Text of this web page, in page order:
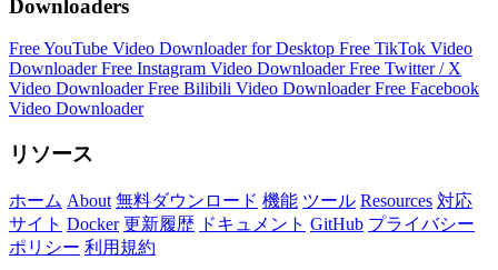
Downloaders
Free YouTube Video Downloader for Desktop Free TikTok Video
DownloaderFree Instagram Video DownloaderFree Twitter / X
Video DownloaderFree Bilibili Video DownloaderFree Facebook
Video Downloader
リソース
ホーム About 無料ダウンロード 機能 ツール Resources 対応
サイト Docker 更新履歴 ドキュメント GitHub プライバシー
ポリシー 利用規約